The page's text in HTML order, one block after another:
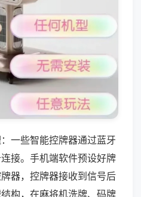
一些智能控牌器通过蓝牙
接。手机端软件预设好牌
器，控牌器接收到信号后
构，在麻将机洗牌、码牌